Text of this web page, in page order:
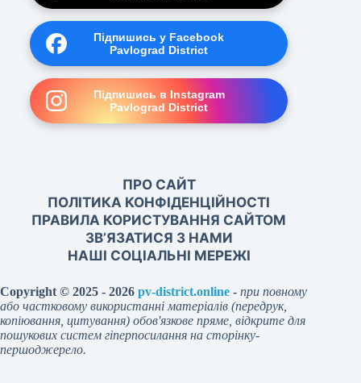
Підпишись у Facebook
Pavlograd District
Підпишись в Instagram
Pavlograd District
ПРО САЙТ
ПОЛІТИКА КОНФІДЕНЦІЙНОСТІ
ПРАВИЛА КОРИСТУВАННЯ САЙТОМ
ЗВ’ЯЗАТИСЯ З НАМИ
НАШІ СОЦІАЛЬНІ МЕРЕЖІ
Copyright © 2025 - 2026 pv-district.online - при повному
або частковому використанні матеріалів (передрук,
копіювання, цитування) обов'язкове пряме, відкрите для
пошукових систем гіперпосилання на сторінку-
першоджерело.